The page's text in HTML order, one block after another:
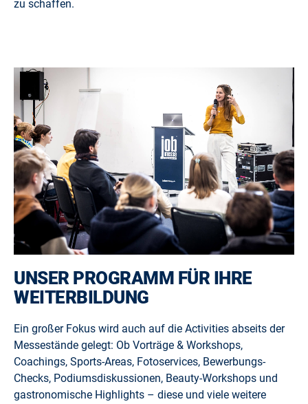
zu schaffen.
UNSER PROGRAMM FÜR IHRE
WEITERBILDUNG
Ein großer Fokus wird auch auf die Activities abseits der
Messestände gelegt: Ob Vorträge & Workshops,
Coachings, Sports-Areas, Fotoservices, Bewerbungs-
Checks, Podiumsdiskussionen, Beauty-Workshops und
gastronomische Highlights – diese und viele weitere